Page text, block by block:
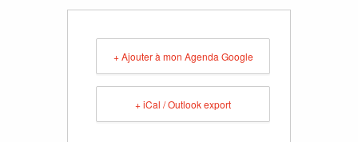
+ Ajouter à mon Agenda Google
+ iCal / Outlook export